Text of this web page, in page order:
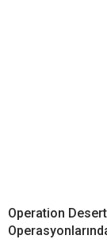
Operation